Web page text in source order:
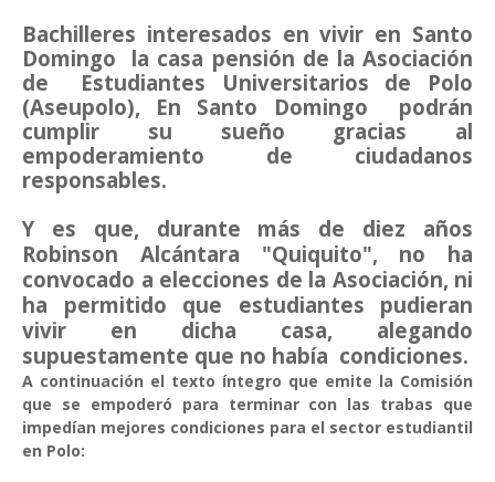
Bachilleres interesados en vivir en Santo
Domingo la casa pensión de la Asociación
de Estudiantes Universitarios de Polo
(Aseupolo), En Santo Domingo podrán
cumplir su sueño gracias al
empoderamiento de ciudadanos
responsables.
Y es que, durante más de diez años
Robinson Alcántara "Quiquito", no ha
convocado a elecciones de la Asociación, ni
ha permitido que estudiantes pudieran
vivir en dicha casa, alegando
supuestamente que no había condiciones.
A continuación el texto íntegro que emite la Comisión
que se empoderó para terminar con las trabas que
impedían mejores condiciones para el sector estudiantil
en Polo: